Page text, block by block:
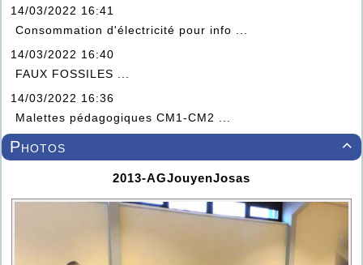
14/03/2022 16:41
Consommation d'électricité pour info ...
14/03/2022 16:40
FAUX FOSSILES ...
14/03/2022 16:36
Malettes pédagogiques CM1-CM2 ...

Photos
2013-AGJouyenJosas